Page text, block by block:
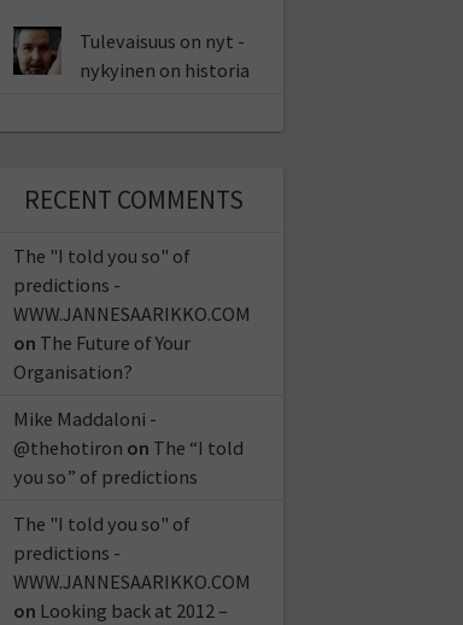
Tulevaisuus on nyt -
nykyinen on historia
RECENT COMMENTS
The "I told you so" of
predictions -
WWW.JANNESAARIKKO.COM
on The Future of Your
Organisation?
Mike Maddaloni -
@thehotiron on The “I told
you so” of predictions
The "I told you so" of
predictions -
WWW.JANNESAARIKKO.COM
on Looking back at 2012 –